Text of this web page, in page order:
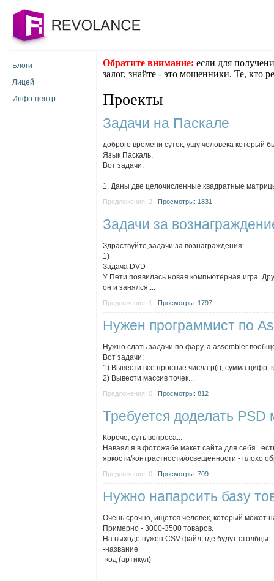
Блоги
Лицей
Инфо-центр
Обратите внимание: если для
залог, знайте - это мошенники. Те, кто
Проекты
Задачи на Паскале
доброго времени суток, ущу человека который
Язык Паскаль.
Вот задачи:
1. Даны две целочисленные квадратные
Предложения: 2 | Просмотры: 1831
Задачи за
Здраствуйте,задачи за вознаграждения:
1)
Задача DVD
У Пети появилась новая компьютерная игра.
он и занялся,...
Предложения: 1 | Просмотры: 1797
Нужен программист по
Нужно сдать задачи по фару, а assembler
Вот задачи:
1) Вывести все простые числа p(i), сумма цифр,
2) Вывести массив точек...
Предложения: 0 | Просмотры: 812
Требуется доделать PSD
Короче, суть вопроса...
Наваял я в фотожабе макет сайта для
яркости/контрастности/освещенности - плохо
Предложения: 0 | Просмотры: 709
Нужно напарсить базу
Очень срочно, ищется человек, который может
Примерно - 3000-3500 товаров.
На выходе нужен CSV файл, где будут столбцы:
-название
-код (артикул)
...